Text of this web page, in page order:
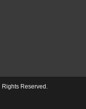
Reserved.